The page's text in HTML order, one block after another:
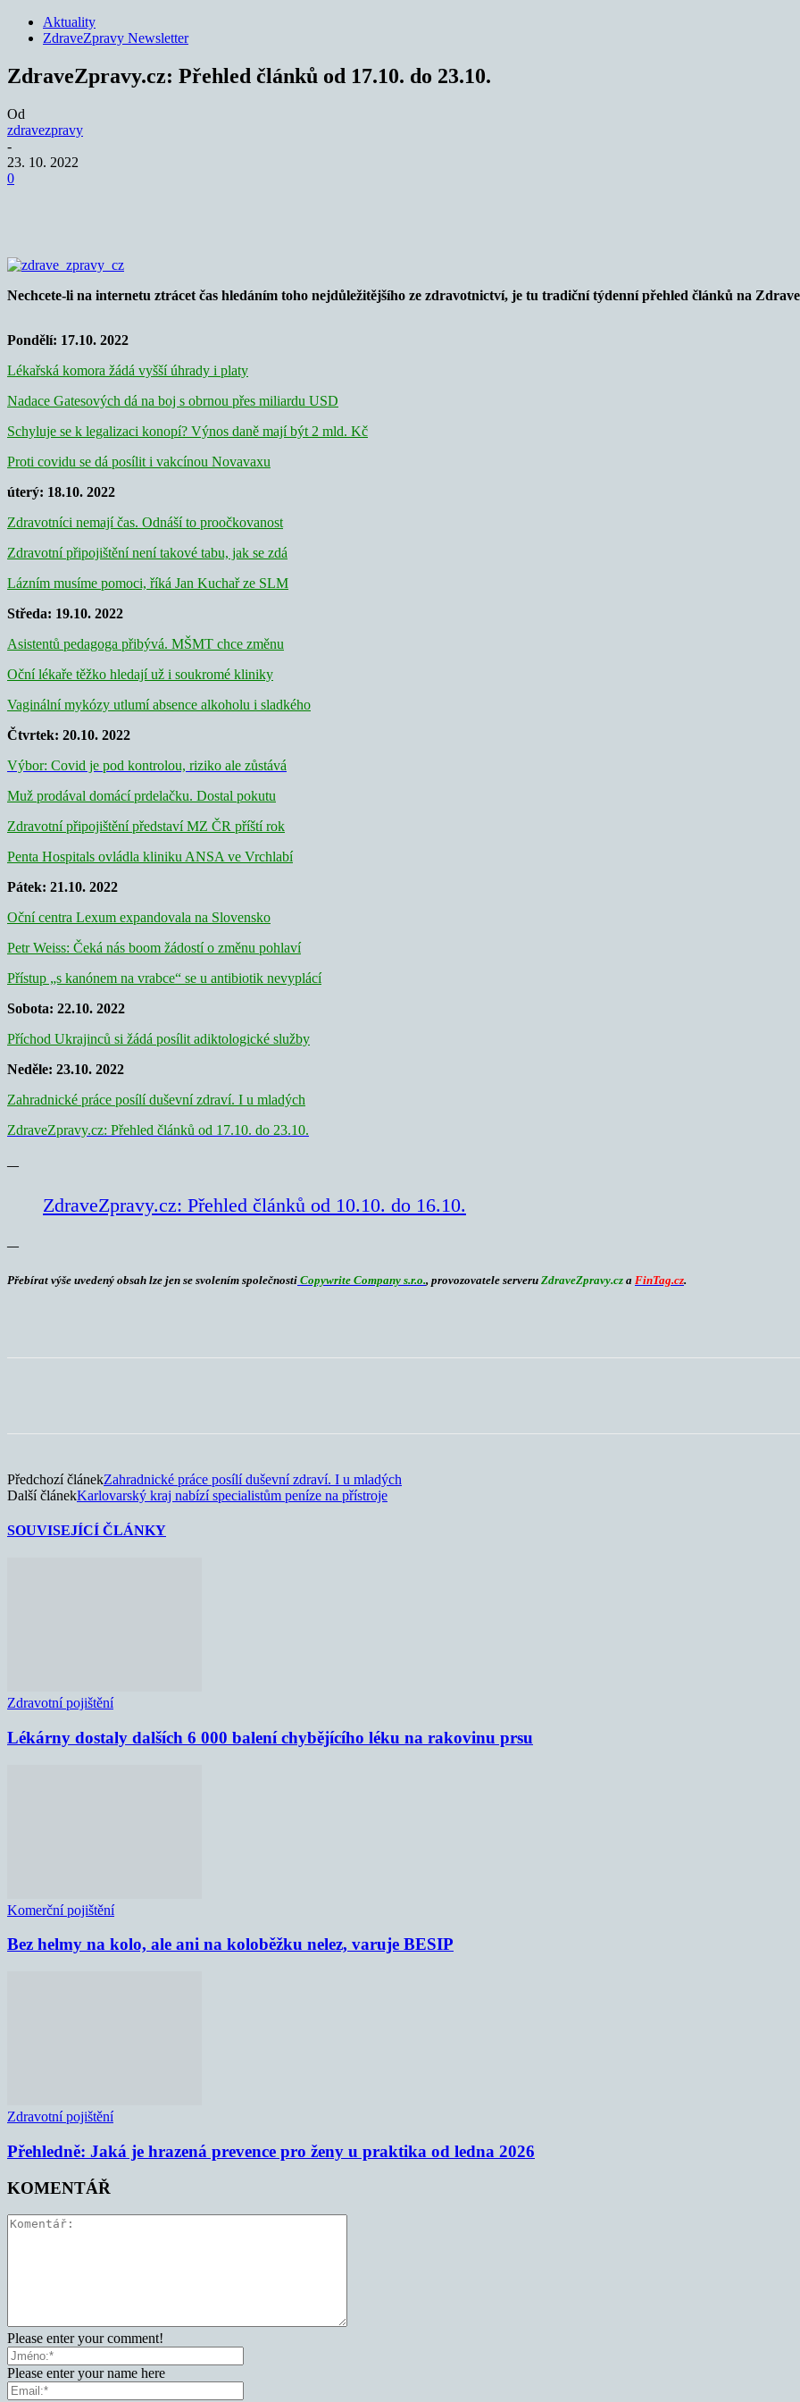
Aktuality
ZdraveZpravy Newsletter
ZdraveZpravy.cz: Přehled článků od 17.10. do 23.10.
Od
zdravezpravy
-
23. 10. 2022
0
Nechcete-li na internetu ztrácet čas hledáním toho nejdůležitějšího ze zdravotnictví, je tu tradičnítýdenní přehled článků na
Pondělí: 17.10. 2022
Lékařská komora žádá vyšší úhrady i platy
Nadace Gatesových dá na boj s obrnou přes miliardu USD
Schyluje se k legalizaci konopí? Výnos daně mají být 2 mld. Kč
Proti covidu se dá posílit i vakcínou Novavaxu
úterý: 18.10. 2022
Zdravotníci nemají čas. Odnáší to proočkovanost
Zdravotní připojištění není takové tabu, jak se zdá
Lázním musíme pomoci, říká Jan Kuchař ze SLM
Středa: 19.10. 2022
Asistentů pedagoga přibývá. MŠMT chce změnu
Oční lékaře těžko hledají už i soukromé kliniky
Vaginální mykózy utlumí absence alkoholu i sladkého
Čtvrtek: 20.10. 2022
Výbor: Covid je pod kontrolou, riziko ale zůstává
Muž prodával domácí prdelačku. Dostal pokutu
Zdravotní připojištění představí MZ ČR příští rok
Penta Hospitals ovládla kliniku ANSA ve Vrchlabí
Pátek: 21.10. 2022
Oční centra Lexum expandovala na Slovensko
Petr Weiss: Čeká nás boom žádostí o změnu pohlaví
Přístup „s kanónem na vrabce“ se u antibiotik nevyplácí
Sobota: 22.10. 2022
Příchod Ukrajinců si žádá posílit adiktologické služby
Neděle: 23.10. 2022
Zahradnické práce posílí duševní zdraví. I u mladých
ZdraveZpravy.cz: Přehled článků od 17.10. do 23.10.
—
ZdraveZpravy.cz: Přehled článků od 10.10. do 16.10.
—
Přebírat výše uvedený obsah lze jen se svolením společnosti Copywrite Company s.r.o., provozovatele serveru ZdraveZpravy.cz a FinTag.cz.
Předchozí článekZahradnické práce posílí duševní zdraví. I u mladých
Další článekKarlovarský kraj nabízí specialistům peníze na přístroje
SOUVISEJÍCÍ ČLÁNKY
Zdravotní pojištění
Lékárny dostaly dalších 6 000 balení chybějícího léku na rakovinu prsu
Komerční pojištění
Bez helmy na kolo, ale ani na koloběžku nelez, varuje BESIP
Zdravotní pojištění
Přehledně: Jaká je hrazená prevence pro ženy u praktika od ledna 2026
KOMENTÁŘ
Please enter your comment!
Please enter your name here